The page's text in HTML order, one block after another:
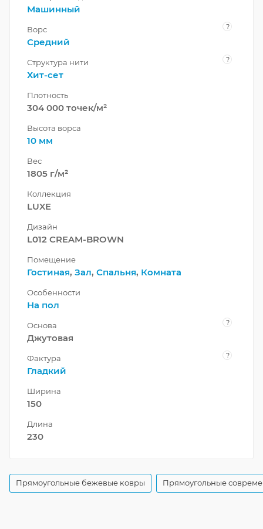
Машинный
Ворс ?
Средний
Структура нити ?
Хит-сет
Плотность
304 000 точек/м²
Высота ворса
10 мм
Вес
1805 г/м²
Коллекция
LUXE
Дизайн
L012 CREAM-BROWN
Помещение
Гостиная, Зал, Спальня, Комната
Особенности
На пол
Основа ?
Джутовая
Фактура ?
Гладкий
Ширина
150
Длина
230
Прямоугольные бежевые ковры Прямоугольные